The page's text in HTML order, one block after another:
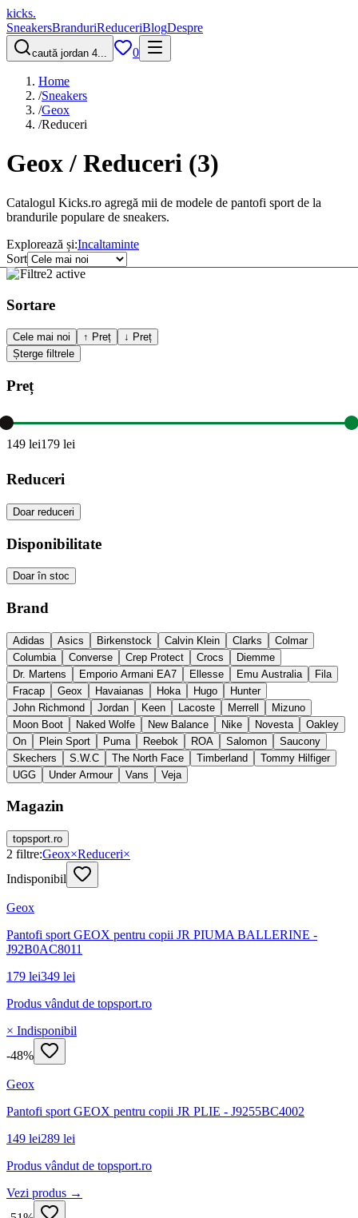
kicks.
SneakersBranduriReduceriBlogDespre
caută jordan 4... 0
Home
/Sneakers
/Geox
/Reduceri
Geox / Reduceri (3)
Catalogul Kicks.ro agregă mii de modele de pantofi sport de la
brandurile populare de sneakers.
Explorează și:Incaltaminte
Sort
Filtre2 active
Sortare
Cele mai noi ↑ Preț
↓ Preț
Șterge filtrele
Preț
149 lei179 lei
Reduceri
Doar reduceri
Disponibilitate
Doar în stoc
Brand
Adidas Asics Birkenstock Calvin Klein Clarks
Colmar
Columbia
Converse Crep Protect Crocs
Diemme
Dr. Martens
Emporio Armani EA7 Ellesse Emu Australia
Fila
Fracap
Geox Havaianas Hoka Hugo
Hunter
John Richmond
Jordan Keen Lacoste Merrell
Mizuno
Moon Boot
Naked Wolfe New Balance Nike Novesta
Oakley
On
Plein Sport Puma Reebok ROA Salomon
Saucony
Skechers
S.W.C The North Face Timberland
Tommy Hilfiger
UGG
Under Armour Vans Veja
Magazin
topsport.ro
2 filtre:Geox×Reduceri×
Indisponibil
Geox
Pantofi sport GEOX pentru copii JR PIUMA BALLERINE -
J92B0AC8011
179 lei349 lei
Produs vândut de topsport.ro
× Indisponibil
-48%
Geox
Pantofi sport GEOX pentru copii JR PLIE - J9255BC4002
149 lei289 lei
Produs vândut de topsport.ro
Vezi produs →